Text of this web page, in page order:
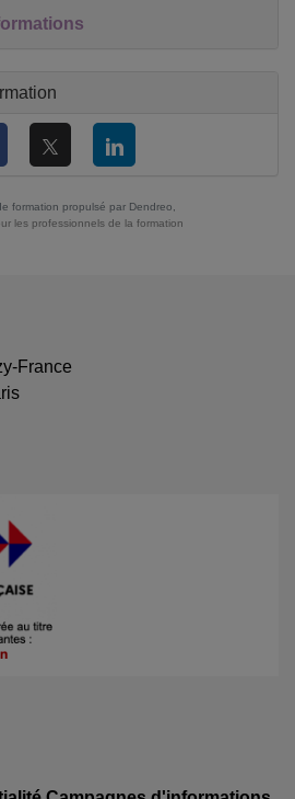
formation propulsé par Dendreo,
les professionnels de la formation
France